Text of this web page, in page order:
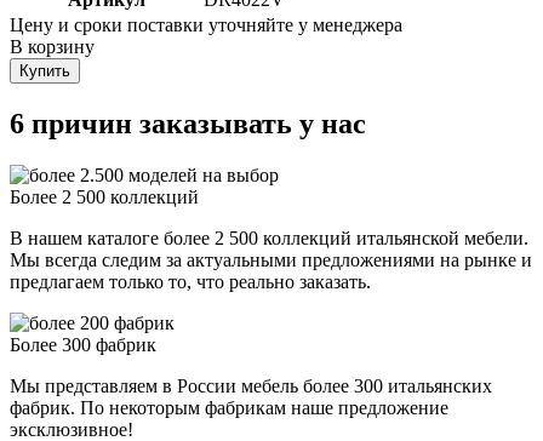
Цену и сроки поставки уточняйте у менеджера
В корзину
Купить
6 причин заказывать у нас
Более 2 500 коллекций
В нашем каталоге более 2 500 коллекций итальянской мебели.
Мы всегда следим за актуальными предложениями на рынке и
предлагаем только то, что реально заказать.
Более 300 фабрик
Мы представляем в России мебель более 300 итальянских
фабрик. По некоторым фабрикам наше предложение
эксклюзивное!